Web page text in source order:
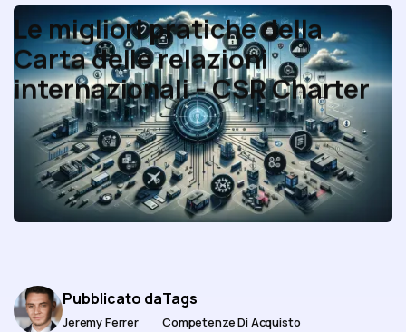
Le migliori pratiche della
Carta delle relazioni
internazionali - CSR Charter
Pubblicato da
Jeremy Ferrer
Tags
Competenze Di Acquisto